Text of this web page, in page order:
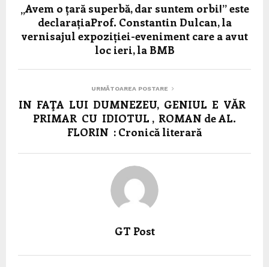
„Avem o țară superbă, dar suntem orbi!” este
declarațiaProf. Constantin Dulcan, la
vernisajul expoziției-eveniment care a avut
loc ieri, la BMB
URMĂTOAREA POSTARE
IN FAŢA LUI DUMNEZEU, GENIUL E VĂR
PRIMAR CU IDIOTUL , ROMAN de AL.
FLORIN : Cronică literară
GT Post